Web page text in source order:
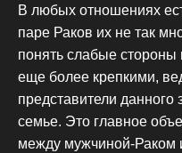
В любых отношениях
паре Раков их не так
понять слабые стороны
еще более крепкими,
представители данного
семье. Это главное
между мужчиной-Раком